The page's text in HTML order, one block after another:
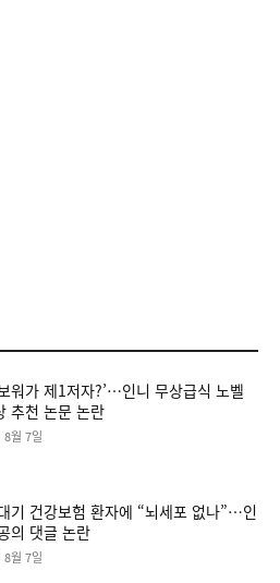
워가 제1저자?’…인니 무상급식 노벨
추천 논문 논란
8월 7일
기 건강보험 환자에 “뇌세포 없나”…인
의 댓글 논란
8월 7일